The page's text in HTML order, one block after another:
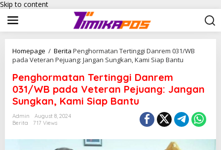
Skip to content
Homepage / Berita Penghormatan Tertinggi Danrem 031/WB
pada Veteran Pejuang: Jangan Sungkan, Kami Siap Bantu
Penghormatan Tertinggi Danrem
031/WB pada Veteran Pejuang: Jangan
Sungkan, Kami Siap Bantu
Admin
August 8, 2024
Berita
717 Views